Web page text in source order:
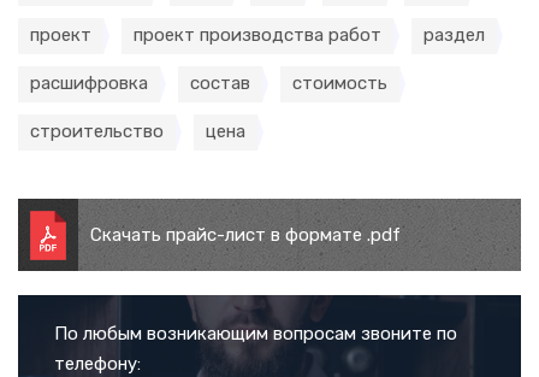
проект проект производства работ раздел
расшифровка состав стоимость
строительство цена
Скачать прайс-лист в формате .pdf
По любым возникающим вопросам звоните по
телефону: